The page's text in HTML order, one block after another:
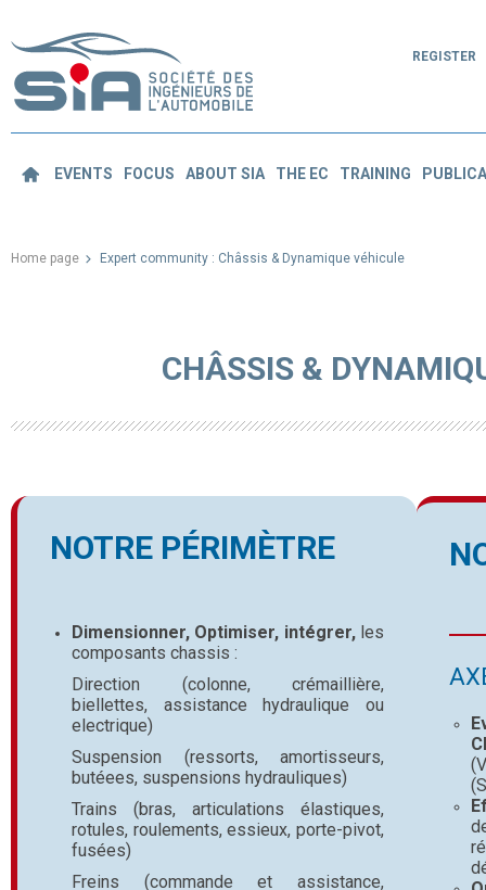
REGISTER
EVENTS FOCUS ABOUT SIA THE EC TRAINING
Home page Expert community : Châssis & Dynamique véhicule
CHÂSSIS &
NOTRE PÉRIMÈTRE
Dimensionner, Optimiser, intégrer, les
composants chassis :
Direction (colonne, crémaillière,
biellettes, assistance hydraulique ou
electrique)
Suspension (ressorts, amortisseurs,
butéees, suspensions hydrauliques)
Trains (bras, articulations élastiques,
rotules, roulements, essieux, porte-pivot,
fusées)
Freins (commande et assistance,